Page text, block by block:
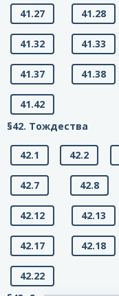
41.27 41.28
41.32 41.33
41.37 41.38
41.42
§42. Тождества
42.1 42.2
42.7 42.8
42.12 42.13
42.17 42.18
42.22